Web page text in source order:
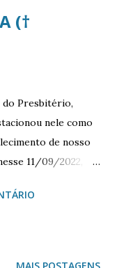
(†
Presbitério,
nele como
de nosso
11/09/2022,
01/1938 e com
de
MAIS POSTAGENS